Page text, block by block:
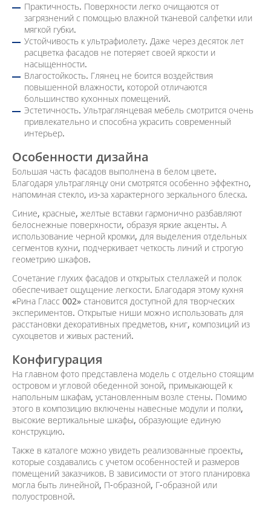
Практичность. Поверхности легко очищаются от
загрязнений с помощью влажной тканевой салфетки или
мягкой губки.
Устойчивость к ультрафиолету. Даже через десяток лет
расцветка фасадов не потеряет своей яркости и
насыщенности.
Влагостойкость. Глянец не боится воздействия
повышенной влажности, которой отличаются
большинство кухонных помещений.
Эстетичность. Ультраглянцевая мебель смотрится очень
привлекательно и способна украсить современный
интерьер.
Особенности дизайна
Большая часть фасадов выполнена в белом цвете.
Благодаря ультраглянцу они смотрятся особенно эффектно,
напоминая стекло, из-за характерного зеркального блеска.
Синие, красные, желтые вставки гармонично разбавляют
белоснежные поверхности, образуя яркие акценты. А
использование черной кромки, для выделения отдельных
сегментов кухни, подчеркивает четкость линий и строгую
геометрию шкафов.
Сочетание глухих фасадов и открытых стеллажей и полок
обеспечивает ощущение легкости. Благодаря этому кухня
«Рина Гласс 002» становится доступной для творческих
экспериментов. Открытые ниши можно использовать для
расстановки декоративных предметов, книг, композиций из
сухоцветов и живых растений.
Конфигурация
На главном фото представлена модель с отдельно стоящим
островом и угловой обеденной зоной, примыкающей к
напольным шкафам, установленным возле стены. Помимо
этого в композицию включены навесные модули и полки,
высокие вертикальные шкафы, образующие единую
конструкцию.
Также в каталоге можно увидеть реализованные проекты,
которые создавались с учетом особенностей и размеров
помещений заказчиков. В зависимости от этого планировка
могла быть линейной, П-образной, Г-образной или
полуостровной.